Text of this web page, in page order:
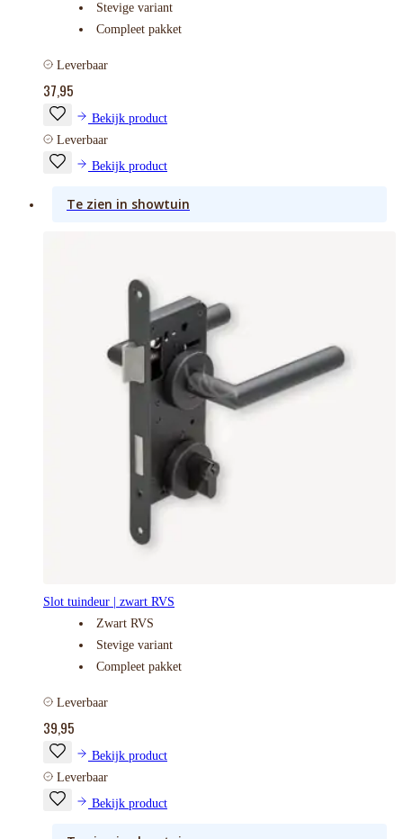
Stevige variant
Compleet pakket
Leverbaar
37,95
Bekijk product
Leverbaar
Bekijk product
Te zien in showtuin
Slot tuindeur | zwart RVS
Zwart RVS
Stevige variant
Compleet pakket
Leverbaar
39,95
Bekijk product
Leverbaar
Bekijk product